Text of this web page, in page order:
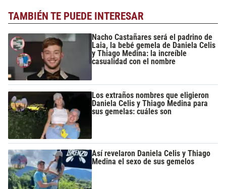
TAMBIÉN TE PUEDE INTERESAR
Nacho Castañares será el padrino de
Laia, la bebé gemela de Daniela Celis
y Thiago Medina: la increíble
casualidad con el nombre
Los extraños nombres que eligieron
Daniela Celis y Thiago Medina para
sus gemelas: cuáles son
Así revelaron Daniela Celis y Thiago
Medina el sexo de sus gemelos